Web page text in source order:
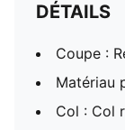
DÉTAILS
Coupe :
Matériau
Col : Col